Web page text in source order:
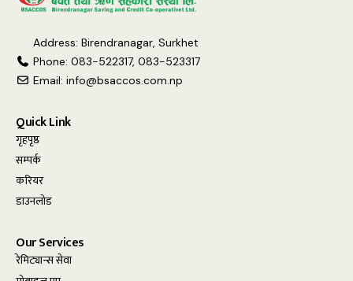
Address: Birendranagar, Surkhet
Phone: 083-522317, 083-523317
Email: info@bsaccos.com.np
Quick Link
गृहपृष्ठ
सम्पर्क
करियर
डाउनलोड
Our Services
रेमिट्यान्स सेवा